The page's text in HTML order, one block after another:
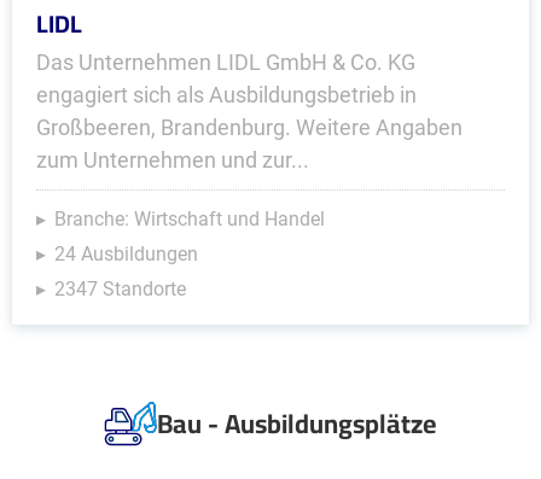
LIDL
Das Unternehmen LIDL GmbH & Co. KG
engagiert sich als Ausbildungsbetrieb in
Großbeeren, Brandenburg. Weitere Angaben
zum Unternehmen und zur...
Branche: Wirtschaft und Handel
24 Ausbildungen
2347 Standorte
Bau - Ausbildungsplätze